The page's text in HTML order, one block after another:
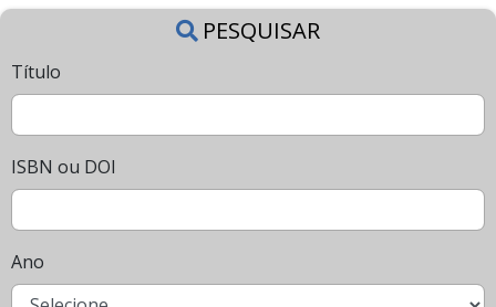
PESQUISAR
Título
ISBN ou DOI
Ano